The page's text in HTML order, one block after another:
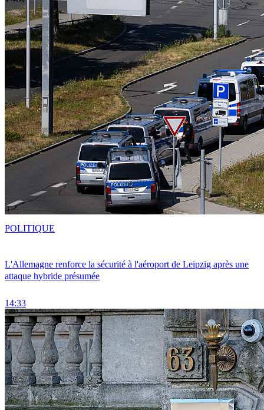
L'Allemagne renforce la sécurité à l'aéroport de Leipzig après une
attaque hybride présumée
14:33
POLITIQUE